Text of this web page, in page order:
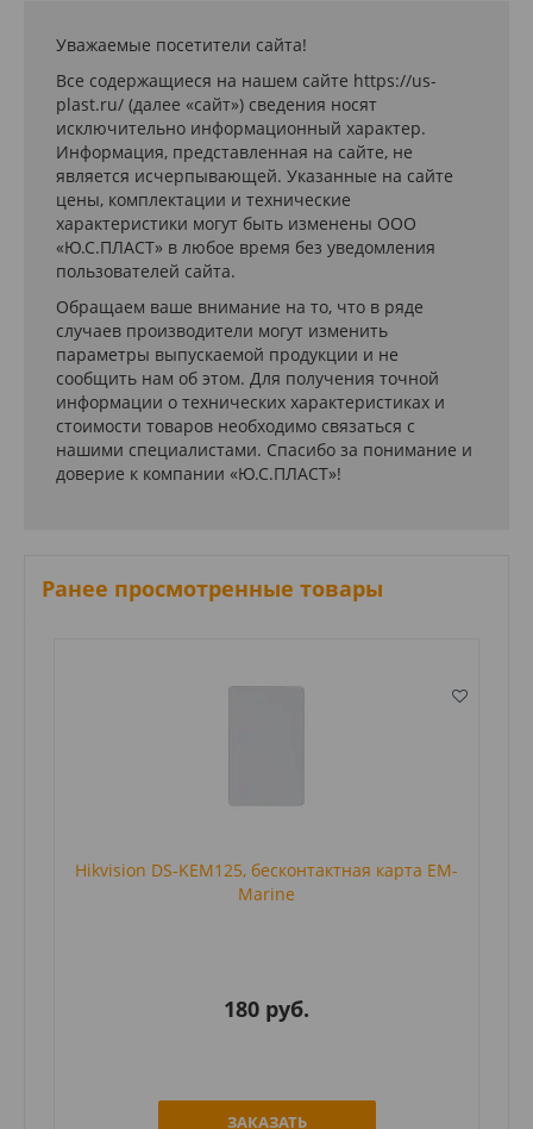
Уважаемые посетители сайта!
Все содержащиеся на нашем сайте https://us-
plast.ru/ (далее «сайт») сведения носят
исключительно информационный характер.
Информация, представленная на сайте, не
является исчерпывающей. Указанные на сайте
цены, комплектации и технические
характеристики могут быть изменены ООО
«Ю.С.ПЛАСТ» в любое время без уведомления
пользователей сайта.
Обращаем ваше внимание на то, что в ряде
случаев производители могут изменить
параметры выпускаемой продукции и не
сообщить нам об этом. Для получения точной
информации о технических характеристиках и
стоимости товаров необходимо связаться с
нашими специалистами. Спасибо за понимание и
доверие к компании «Ю.С.ПЛАСТ»!
Ранее просмотренные товары
Hikvision DS-KEM125, бесконтактная карта EM-
Marine
180 руб.
ЗАКАЗАТЬ